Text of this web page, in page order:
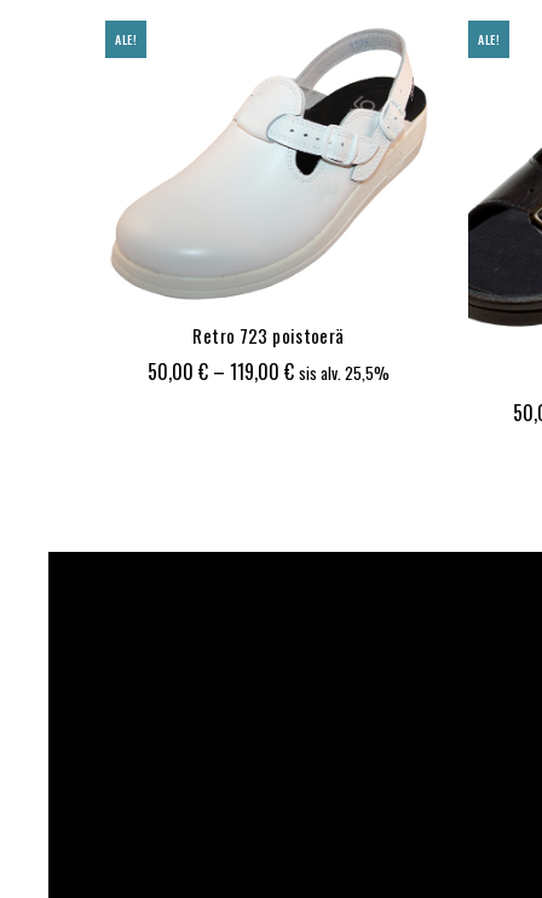
ALE!
Retro 723 poistoerä
50,00 € – 119,00 €Hintaluokka:
sis alv. 25,5%
ALE!